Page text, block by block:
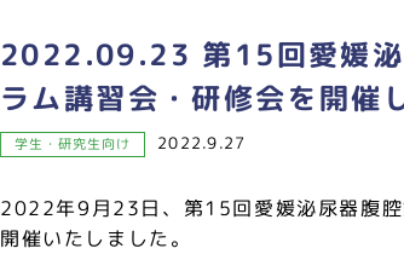
2022.09.23 第15回愛媛泌
ラム講習会・研修会を開催
学生・研究生向け 2022.9.27
2022年9月23日、第15回愛媛泌尿器腹
開催いたしました。